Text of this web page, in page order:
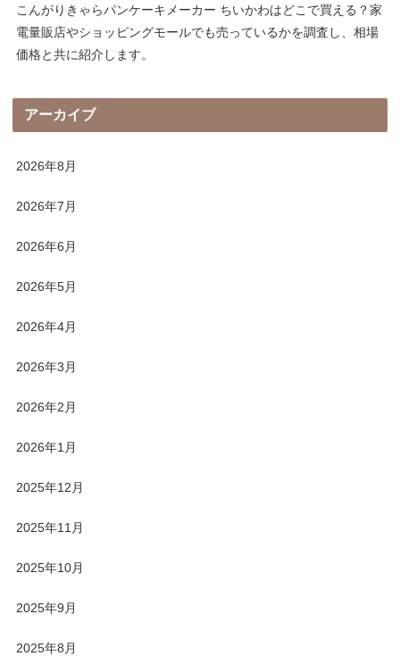
こんがりきゃらパンケーキメーカー ちいかわはどこで買える？家
電量販店やショッピングモールでも売っているかを調査し、相場
価格と共に紹介します。
アーカイブ
2026年8月
2026年7月
2026年6月
2026年5月
2026年4月
2026年3月
2026年2月
2026年1月
2025年12月
2025年11月
2025年10月
2025年9月
2025年8月